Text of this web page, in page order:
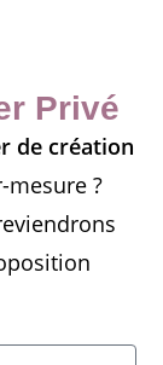
Privé
de création
mesure ?